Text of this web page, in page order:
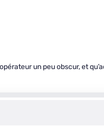
un peu obscur, et